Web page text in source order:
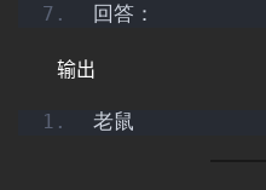
回答：
输出
老鼠